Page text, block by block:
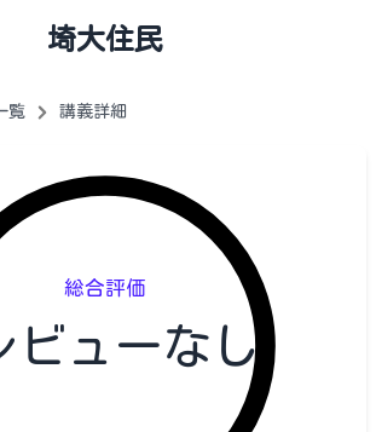
埼大住民
覧 講義詳細
総合評価
ビューなし